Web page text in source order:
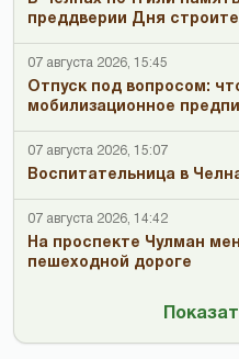
преддверии Дня
07 августа 2026, 15:45
Отпуск под вопросом:
мобилизационное
07 августа 2026, 15:07
Воспитательница в
07 августа 2026, 14:42
На проспекте Чулман
пешеходной дороге